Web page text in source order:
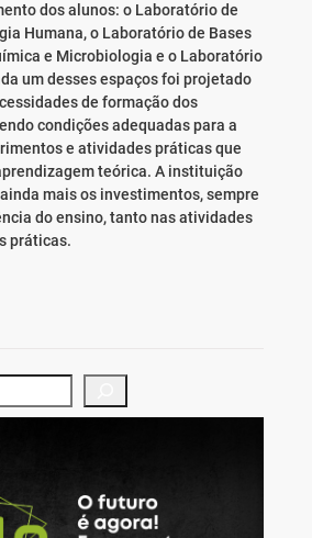
dos alunos: o Laboratório de
Humana, o Laboratório de Bases
e Microbiologia e o Laboratório
um desses espaços foi projetado
de formação dos
condições adequadas para a
e atividades práticas que
teórica. A instituição
mais os investimentos, sempre
do ensino, tanto nas atividades
práticas.